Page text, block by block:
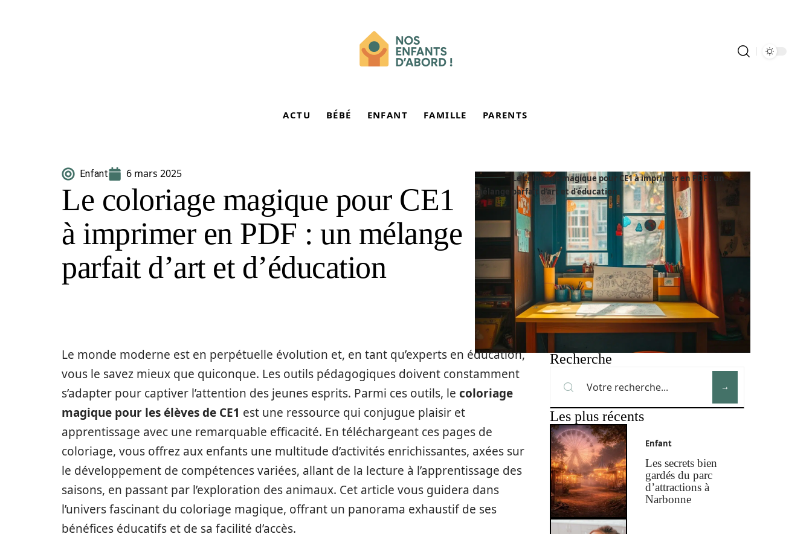
ACTU BÉBÉ ENFANT FAMILLE PARENTS
Enfant 6 mars 2025
Le coloriage magique pour CE1
à imprimer en PDF : un mélange
parfait d’art et d’éducation
Le coloriage magique pour CE1 à imprimer en PDF : un
mélange parfait d'art et d'éducation
Le monde moderne est en perpétuelle évolution et, en tant qu’experts en éducation,
vous le savez mieux que quiconque. Les outils pédagogiques doivent constamment
s’adapter pour captiver l’attention des jeunes esprits. Parmi ces outils, le coloriage
magique pour les élèves de CE1 est une ressource qui conjugue plaisir et
apprentissage avec une remarquable efficacité. En téléchargeant ces pages de
coloriage, vous offrez aux enfants une multitude d’activités enrichissantes, axées sur
le développement de compétences variées, allant de la lecture à l’apprentissage des
saisons, en passant par l’exploration des animaux. Cet article vous guidera dans
l’univers fascinant du coloriage magique, offrant un panorama exhaustif de ses
bénéfices éducatifs et de sa facilité d’accès.
Recherche
Les plus récents
Enfant
Les secrets bien
gardés du parc
d’attractions à
Narbonne